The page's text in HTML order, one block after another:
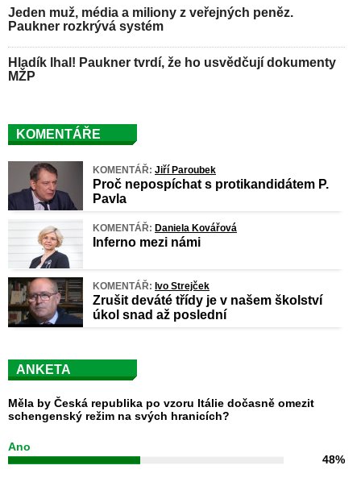
Jeden muž, média a miliony z veřejných peněz.
Paukner rozkrývá systém
Hladík lhal! Paukner tvrdí, že ho usvědčují dokumenty
MŽP
KOMENTÁŘE
KOMENTÁŘ: Jiří Paroubek
Proč nepospíchat s protikandidátem P.
Pavla
KOMENTÁŘ: Daniela Kovářová
Inferno mezi námi
KOMENTÁŘ: Ivo Strejček
Zrušit deváté třídy je v našem školství
úkol snad až poslední
ANKETA
Měla by Česká republika po vzoru Itálie dočasně omezit
schengenský režim na svých hranicích?
Ano
48%